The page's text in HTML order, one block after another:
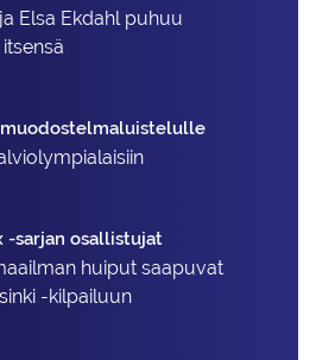
Elsa Ekdahl puhuu
-sarjan osallistujat
huiput saapuvat
-kilpailuun